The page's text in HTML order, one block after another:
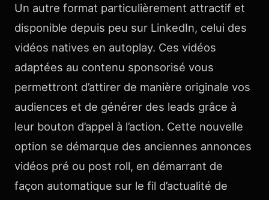
Un autre format particulièrement attractif et
disponible depuis peu sur LinkedIn, celui des
vidéos natives en autoplay. Ces vidéos
adaptées au contenu sponsorisé vous
permettront d’attirer de manière originale vos
audiences et de générer des leads grâce à
leur bouton d’appel à l’action. Cette nouvelle
option se démarque des anciennes annonces
vidéos pré ou post roll, en démarrant de
façon automatique sur le fil d’actualité de